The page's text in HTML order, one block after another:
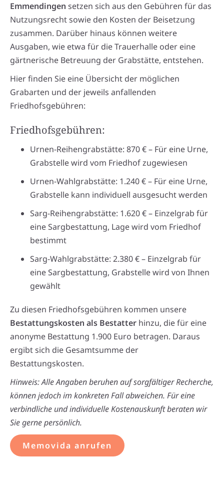
Emmendingen setzen sich aus den Gebühren für das
Nutzungsrecht sowie den Kosten der Beisetzung
zusammen. Darüber hinaus können weitere
Ausgaben, wie etwa für die Trauerhalle oder eine
gärtnerische Betreuung der Grabstätte, entstehen.
Hier finden Sie eine Übersicht der möglichen
Grabarten und der jeweils anfallenden
Friedhofsgebühren:
Friedhofsgebühren:
Urnen-Reihengrabstätte: 870 € – Für eine Urne,
Grabstelle wird vom Friedhof zugewiesen
Urnen-Wahlgrabstätte: 1.240 € – Für eine Urne,
Grabstelle kann individuell ausgesucht werden
Sarg-Reihengrabstätte: 1.620 € – Einzelgrab für
eine Sargbestattung, Lage wird vom Friedhof
bestimmt
Sarg-Wahlgrabstätte: 2.380 € – Einzelgrab für
eine Sargbestattung, Grabstelle wird von Ihnen
gewählt
Zu diesen Friedhofsgebühren kommen unsere
Bestattungskosten als Bestatter hinzu, die für eine
anonyme Bestattung 1.900 Euro betragen. Daraus
ergibt sich die Gesamtsumme der
Bestattungskosten.
Hinweis: Alle Angaben beruhen auf sorgfältiger Recherche,
können jedoch im konkreten Fall abweichen. Für eine
verbindliche und individuelle Kostenauskunft beraten wir
Sie gerne persönlich.
Memovida anrufen